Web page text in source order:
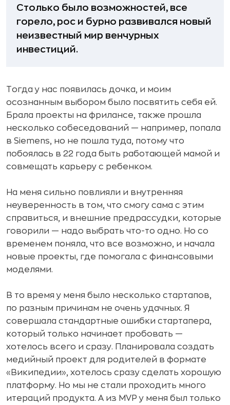
Столько было возможностей, все
горело, рос и бурно развивался новый
неизвестный мир венчурных
инвестиций.
Тогда у нас появилась дочка, и моим
осознанным выбором было посвятить себя ей.
Брала проекты на фрилансе, также прошла
несколько собеседований — например, попала
в Siemens, но не пошла туда, потому что
побоялась в 22 года быть работающей мамой и
совмещать карьеру с ребенком.
На меня сильно повлияли и внутренняя
неуверенность в том, что смогу сама с этим
справиться, и внешние предрассудки, которые
говорили — надо выбрать что-то одно. Но со
временем поняла, что все возможно, и начала
новые проекты, где помогала с финансовыми
моделями.
В то время у меня было несколько стартапов,
по разным причинам не очень удачных. Я
совершала стандартные ошибки стартапера,
который только начинает пробовать —
хотелось всего и сразу. Планировала создать
медийный проект для родителей в формате
«Википедии», хотелось сразу сделать хорошую
платформу. Но мы не стали проходить много
итераций продукта. А из MVP у меня был только